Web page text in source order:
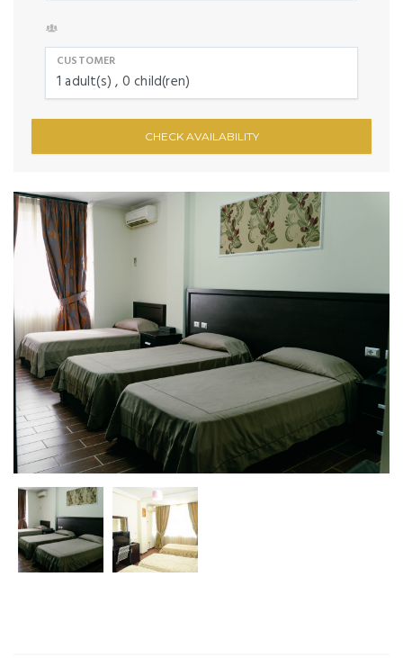
CUSTOMER
1 adult(s) 0 child(ren)
CHECK AVAILABILITY